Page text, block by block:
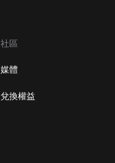
社區
媒體
兌換權益